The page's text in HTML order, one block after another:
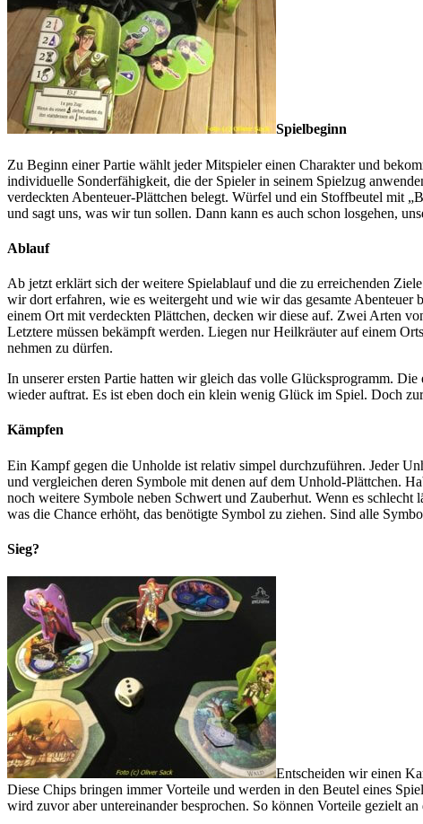
Spielbeginn
Zu Beginn einer Partie wählt jeder Mitspieler einen Charakter und
individuelle Sonderfähigkeit, die der Spieler in seinem Spielzug
verdeckten Abenteuer-Plättchen belegt. Würfel und ein Stoffbeutel mit
und sagt uns, was wir tun sollen. Dann kann es auch schon losgehen,
Ablauf
Ab jetzt erklärt sich der weitere Spielablauf und die zu erreichenden
wir dort erfahren, wie es weitergeht und wie wir das gesamte
einem Ort mit verdeckten Plättchen, decken wir diese auf. Zwei Arten
Letztere müssen bekämpft werden. Liegen nur Heilkräuter auf einem
nehmen zu dürfen.
In unserer ersten Partie hatten wir gleich das volle Glücksprogramm.
wieder auftrat. Es ist eben doch ein klein wenig Glück im Spiel. Doch
Kämpfen
Ein Kampf gegen die Unholde ist relativ simpel durchzuführen. Jeder
und vergleichen deren Symbole mit denen auf dem Unhold-Plättchen.
noch weitere Symbole neben Schwert und Zauberhut. Wenn es
was die Chance erhöht, das benötigte Symbol zu ziehen. Sind alle
Sieg?
Entscheiden wir einen
Diese Chips bringen immer Vorteile und werden in den Beutel eines
wird zuvor aber untereinander besprochen. So können Vorteile gezielt